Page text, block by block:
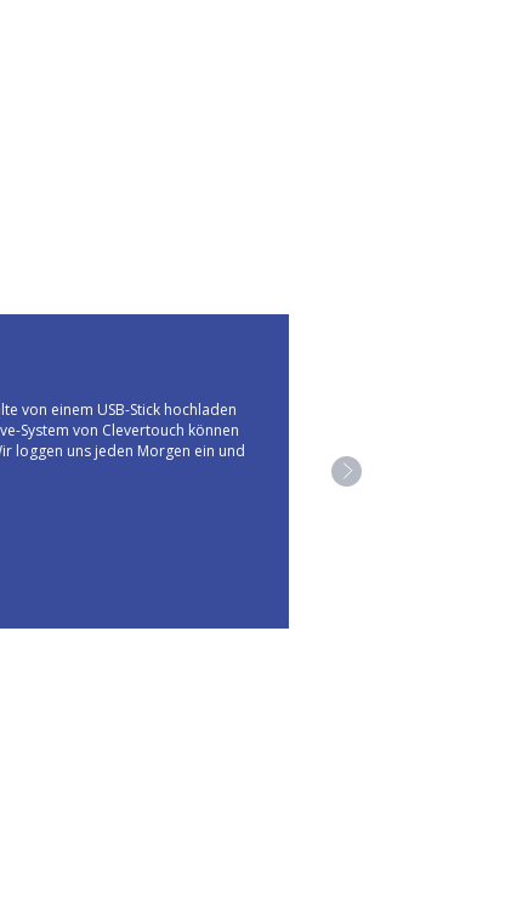
von einem USB-Stick hochladen
System von Clevertouch können
loggen uns jeden Morgen ein und